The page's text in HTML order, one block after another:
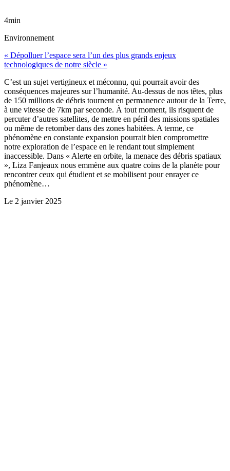
4min
Environnement
« Dépolluer l’espace sera l’un des plus grands enjeux
technologiques de notre siècle »
C’est un sujet vertigineux et méconnu, qui pourrait avoir des
conséquences majeures sur l’humanité. Au-dessus de nos têtes, plus
de 150 millions de débris tournent en permanence autour de la Terre,
à une vitesse de 7km par seconde. À tout moment, ils risquent de
percuter d’autres satellites, de mettre en péril des missions spatiales
ou même de retomber dans des zones habitées. A terme, ce
phénomène en constante expansion pourrait bien compromettre
notre exploration de l’espace en le rendant tout simplement
inaccessible. Dans « Alerte en orbite, la menace des débris spatiaux
», Liza Fanjeaux nous emmène aux quatre coins de la planète pour
rencontrer ceux qui étudient et se mobilisent pour enrayer ce
phénomène…
Le 2 janvier 2025